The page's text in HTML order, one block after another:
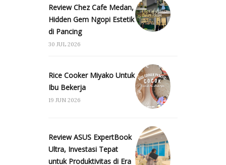
Review Chez Cafe Medan,
Hidden Gem Ngopi Estetik
di Pancing
30 JUL 2026
Rice Cooker Miyako Untuk
Ibu Bekerja
19 JUN 2026
Review ASUS ExpertBook
Ultra, Investasi Tepat
untuk Produktivitas di Era